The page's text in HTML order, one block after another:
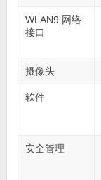
WLAN9 网络
接口
摄像头
软件
安全管理